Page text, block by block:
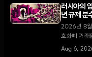
러시아의
년 규제 분
2026년 8월
호화폐 거래
법안 처리를
Aug 6,